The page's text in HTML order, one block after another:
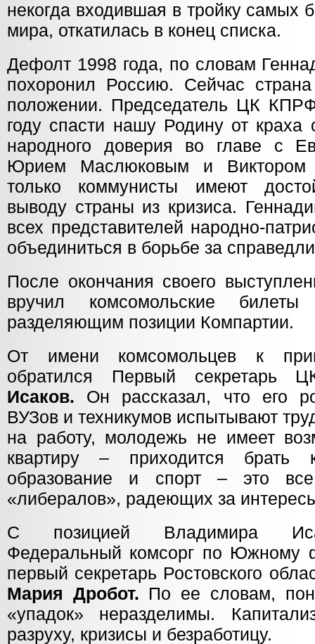
некогда входившая в тройку самых
мира, откатилась в конец списка.
Дефолт 1998 года, по словам
похоронил Россию. Сейчас
положении. Председатель ЦК
году спасти нашу Родину от краха
народного доверия во главе с
Юрием Маслюковым и Виктором
только коммунисты имеют
выводу страны из кризиса.
всех представителей народно-
объединиться в борьбе за
После окончания своего
вручил комсомольские
разделяющим позиции Компартии.
От имени комсомольцев к
обратился Первый
Исаков. Он рассказал, что его
ВУЗов и техникумов испытывают
на работу, молодежь не имеет
квартиру – приходится брать
образование и спорт – это все
«либералов», радеющих за
С позицией Владимира
Федеральный комсорг по Южному
первый секретарь Ростовского
Мария Дробот. По ее словам,
«упадок» неразделимы.
разруху, кризисы и безработицу.